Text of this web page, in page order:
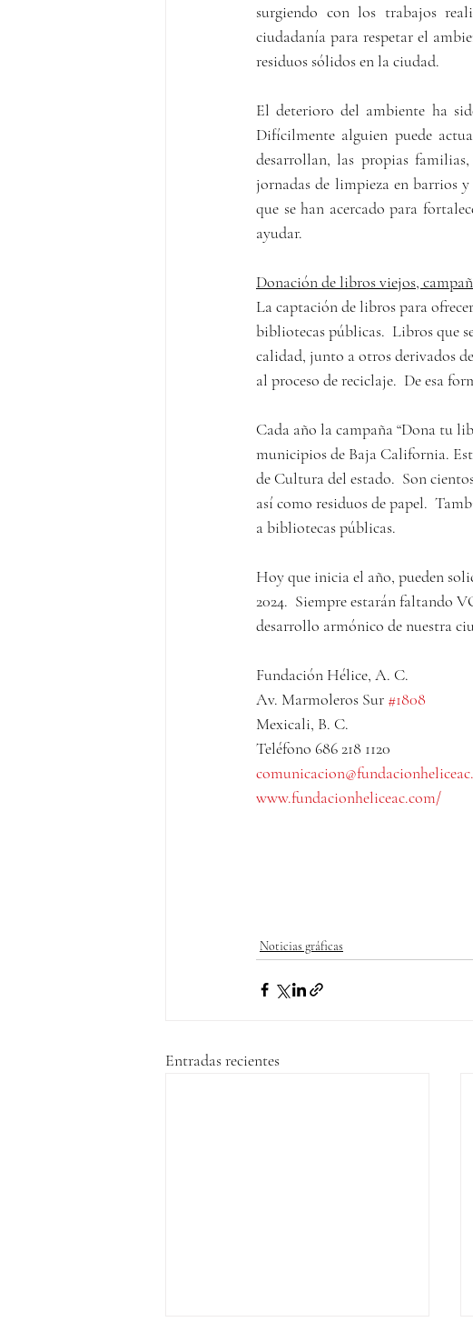
surgiendo con los trabajos
ciudadanía para respetar el
residuos sólidos en la ciudad.
El deterioro del ambiente ha
Difícilmente alguien puede
desarrollan, las propias
jornadas de limpieza en barrios
que se han acercado para
ayudar.
Donación de libros viejos,
La captación de libros para
bibliotecas públicas.  Libros que
calidad, junto a otros derivados
al proceso de reciclaje.  De esa
Cada año la campaña “Dona tu
municipios de Baja California.
de Cultura del estado.  Son
así como residuos de papel.
a bibliotecas públicas.
Hoy que inicia el año, pueden
2024.  Siempre estarán faltando
desarrollo armónico de nuestra
Fundación Hélice, A. C.
Av. Marmoleros Sur #1808
Mexicali, B. C.
Teléfono 686 218 1120
www.fundacionheliceac.com/
Noticias gráficas
Entradas recientes